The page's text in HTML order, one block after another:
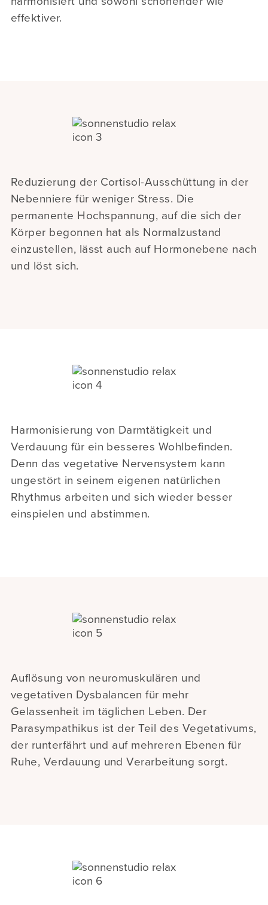
effektiver.
Reduzierung der Cortisol-Ausschüttung in der
Nebenniere für weniger Stress. Die
permanente Hochspannung, auf die sich der
Körper begonnen hat als Normalzustand
einzustellen, lässt auch auf Hormonebene nach
und löst sich.
Harmonisierung von Darmtätigkeit und
Verdauung für ein besseres Wohlbefinden.
Denn das vegetative Nervensystem kann
ungestört in seinem eigenen natürlichen
Rhythmus arbeiten und sich wieder besser
einspielen und abstimmen.
Auflösung von neuromuskulären und
vegetativen Dysbalancen für mehr
Gelassenheit im täglichen Leben. Der
Parasympathikus ist der Teil des Vegetativums,
der runterfährt und auf mehreren Ebenen für
Ruhe, Verdauung und Verarbeitung sorgt.